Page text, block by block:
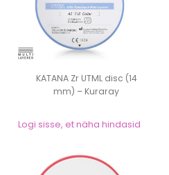
KATANA Zr UTML disc (14
mm) – Kuraray
Logi sisse, et näha hindasid